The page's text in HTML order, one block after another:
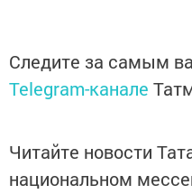
Следите за самым
Telegram-канале
Читайте новости
национальном